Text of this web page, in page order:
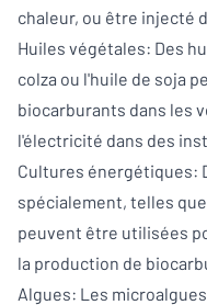
chaleur, ou être injecté
Huiles végétales: Des
colza ou l'huile de soja
biocarburants dans les
l'électricité dans des
Cultures énergétiques:
spécialement, telles
peuvent être utilisées
la production de
Algues: Les